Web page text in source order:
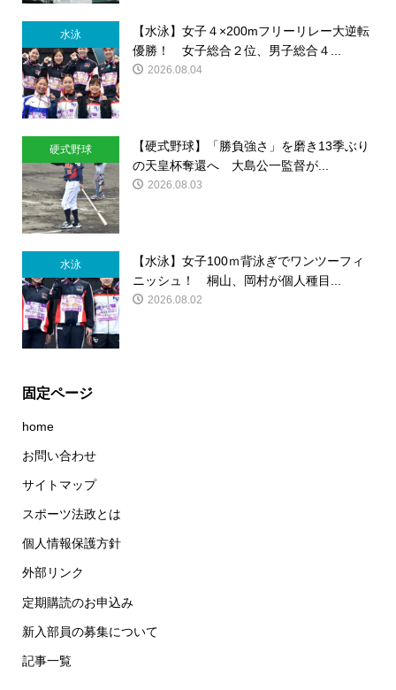
水泳
【水泳】女子４×200mフリーリレー大逆転
優勝！ 女子総合２位、男子総合４...
2026.08.04
硬式野球
【硬式野球】「勝負強さ」を磨き13季ぶり
の天皇杯奪還へ 大島公一監督が...
2026.08.03
水泳
【水泳】女子100ｍ背泳ぎでワンツーフィ
ニッシュ！ 桐山、岡村が個人種目...
2026.08.02
固定ページ
home
お問い合わせ
サイトマップ
スポーツ法政とは
個人情報保護方針
外部リンク
定期購読のお申込み
新入部員の募集について
記事一覧